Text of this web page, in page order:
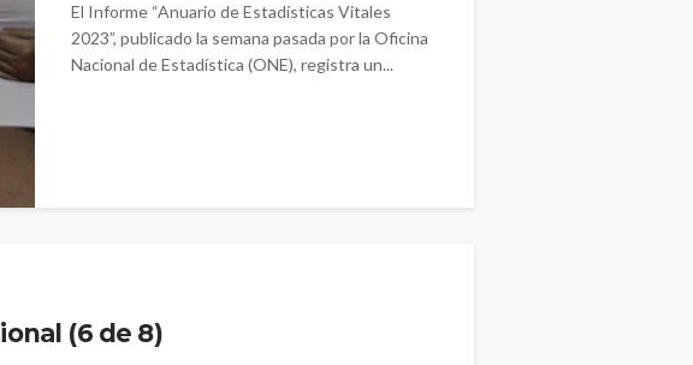
El Informe “Anuario de Estadísticas Vitales
2023”, publicado la semana pasada por la Oficina
Nacional de Estadística (ONE), registra un...
(6 de 8)